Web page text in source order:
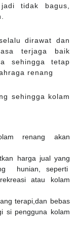
tidak bagus,
dirawat dan
terjaga baik
sehingga tetap
renang
sehingga kolam
renang akan
harga jual yang
hunian, seperti
atau kolam
terapi,dan bebas
si pengguna kolam